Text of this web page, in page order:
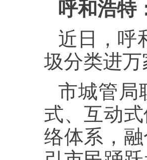
呼和浩特
近日，呼
圾分类进
市城管局
式、互动
络体系，